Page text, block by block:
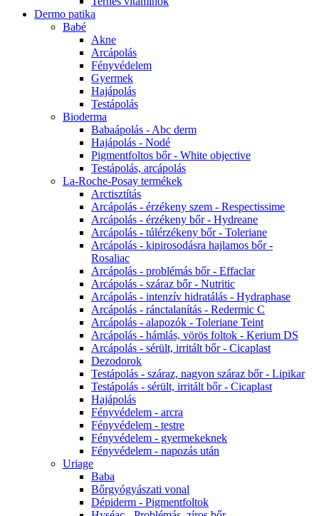
Dermo patika
Babé
Akne
Arcápolás
Fényvédelem
Gyermek
Hajápolás
Testápolás
Bioderma
Babaápolás - Abc derm
Hajápolás - Nodé
Pigmentfoltos bőr - White objective
Testápolás, arcápolás
La-Roche-Posay termékek
Arctisztítás
Arcápolás - érzékeny szem - Respectissime
Arcápolás - érzékeny bőr - Hydreane
Arcápolás - túlérzékeny bőr - Toleriane
Arcápolás - kipirosodásra hajlamos bőr -
Rosaliac
Arcápolás - problémás bőr - Effaclar
Arcápolás - száraz bőr - Nutritic
Arcápolás - intenzív hidratálás - Hydraphase
Arcápolás - ránctalanítás - Redermic C
Arcápolás - alapozók - Toleriane Teint
Arcápolás - hámlás, vörös foltok - Kerium DS
Arcápolás - sérült, irritált bőr - Cicaplast
Dezodorok
Testápolás - száraz, nagyon száraz bőr - Lipikar
Testápolás - sérült, irritált bőr - Cicaplast
Hajápolás
Fényvédelem - arcra
Fényvédelem - testre
Fényvédelem - gyermekeknek
Fényvédelem - napozás után
Uriage
Baba
Bőrgyógyászati vonal
Dépiderm - Pigmentfoltok